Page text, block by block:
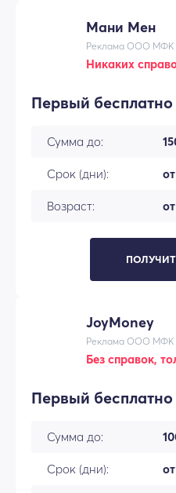
Мани Мен
Реклама ООО МФК
Никаких
Первый бесплатно
Сумма до:
Срок (дни):
Возраст:
JoyMoney
Реклама ООО МФК
Без справок,
Первый бесплатно
Сумма до:
Срок (дни):